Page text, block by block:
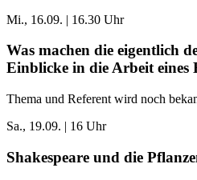
Mi., 16.09. | 16.30 Uhr
Was machen die eigentlich
Einblicke in die Arbeit eines
Thema und Referent wird noch
Sa., 19.09. | 16 Uhr
Shakespeare und die